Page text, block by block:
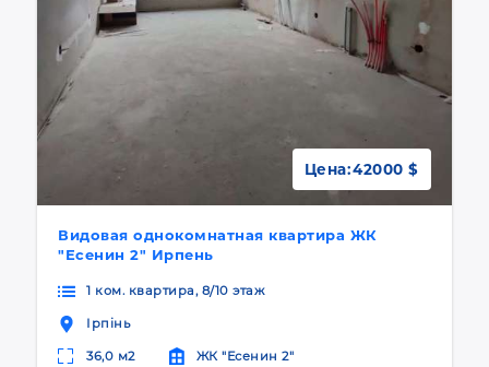
Видовая однокомнатная квартира ЖК
"Есенин 2" Ирпень
Цена:42000 $
1 ком. квартира, 8/10 этаж
Ірпінь
36,0 м2 ЖК "Есенин 2"